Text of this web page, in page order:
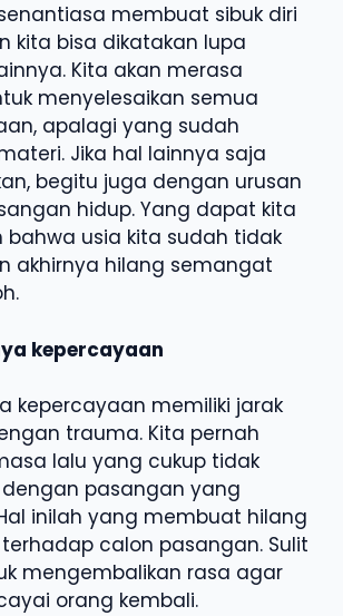
membuat sibuk diri
kita bisa dikatakan lupa
Kita akan merasa
menyelesaikan semua
apalagi yang sudah
Jika hal lainnya saja
begitu juga dengan urusan
hidup. Yang dapat kita
usia kita sudah tidak
akhirnya hilang semangat
kepercayaan
kepercayaan memiliki jarak
trauma. Kita pernah
lalu yang cukup tidak
pasangan yang
inilah yang membuat hilang
calon pasangan. Sulit
mengembalikan rasa agar
orang kembali.